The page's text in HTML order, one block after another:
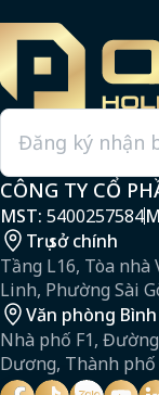
Email
CÔNG TY CỔ
MST: 5400257584
Trụ sở chính
Tầng L16, Tòa
Linh, Phường Sài
Văn phòng
Nhà phố F1,
Dương, Thành